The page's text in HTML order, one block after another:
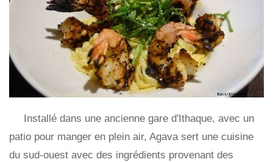
Installé dans une ancienne gare d'Ithaque, avec un
patio pour manger en plein air, Agava sert une cuisine
du sud-ouest avec des ingrédients provenant des